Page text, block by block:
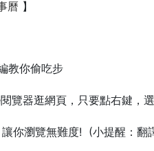
曆 】
教你偷吃步
覽器逛網頁，只要點右鍵，
你瀏覽無難度! (小提醒：翻